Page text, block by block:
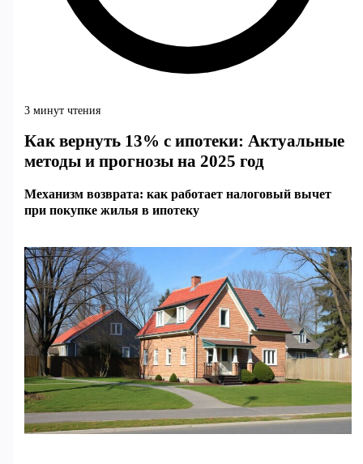
3 минут чтения
Как вернуть 13% с ипотеки: Актуальные
методы и прогнозы на 2025 год
Механизм возврата: как работает налоговый вычет
при покупке жилья в ипотеку